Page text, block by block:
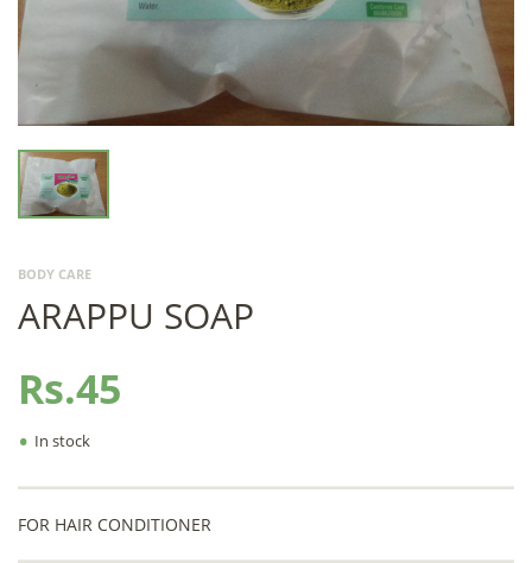
BODY CARE
ARAPPU SOAP
Rs.45
• In stock
FOR HAIR CONDITIONER